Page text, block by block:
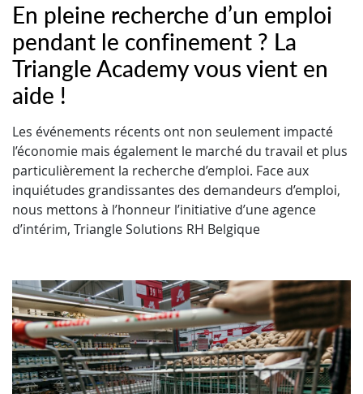
En pleine recherche d’un emploi
pendant le confinement ? La
Triangle Academy vous vient en
aide !
Les événements récents ont non seulement impacté
l’économie mais également le marché du travail et plus
particulièrement la recherche d’emploi. Face aux
inquiétudes grandissantes des demandeurs d’emploi,
nous mettons à l’honneur l’initiative d’une agence
d’intérim, Triangle Solutions RH Belgique